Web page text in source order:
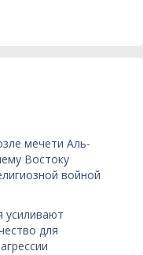
мечети Аль-
Востоку
войной
усиливают
для